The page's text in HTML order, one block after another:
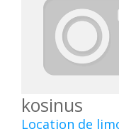
kosinus
Location de